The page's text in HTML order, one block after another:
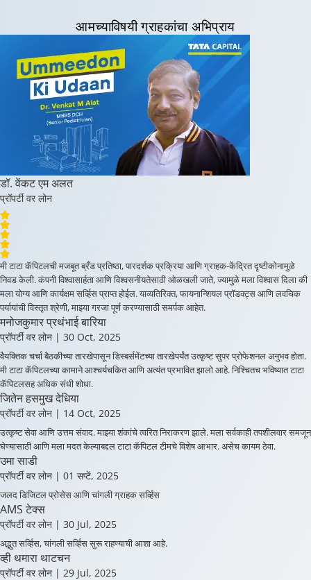
आमच्याविषयीग्राहकांचा अभिप्राय
डॉ. वेंकट एम अलत
प्रॉपर्टी वर लोन
मी टाटा कॅपिटलची मजबूत ब्रँड प्रतिष्ठा, पारदर्शक प्रक्रिया आणि ग्राहक-केंद्रित दृष्टीकोनामुळे
निवड केली. कंपनी विश्वासार्हता आणि विश्वसनीयतेसाठी ओळखली जाते, ज्यामुळे मला विश्वास दिला की
मला योग्य आणि कार्यक्षम सर्व्हिस प्राप्त होईल. याव्यतिरिक्त, फायनान्शियल प्रॉडक्ट्स आणि लवचिक
पर्यायांची विस्तृत श्रेणी, माझ्या गरजा पूर्ण करण्यासाठी समर्पक आहेत.
मनोजकुमार प्रथंभाई बारिया
प्रॉपर्टी वर लोन | 30 Oct, 2025
वैयक्तिक चर्चा बैठकीच्या तारखेपासून डिस्बर्समेंटच्या तारखेपर्यंत उत्कृष्ट सुपर प्रोफेशनल अनुभव होता.
मी टाटा कॅपिटलच्या कामाने आश्चर्यचकित आणि अत्यंत प्रभावित झालो आहे. निश्चितच भविष्यात टाटा
कॅपिटलसह अधिक संधी शोधा.
जितेन हसमुख देधिया
प्रॉपर्टी वर लोन | 14 Oct, 2025
उत्कृष्ट सेवा आणि उत्तम संवाद. माझ्या शंकांचे त्वरित निराकरण झाले. मला सर्वकाही तपशीलवार समजून
घेण्यासाठी आणि मला मदत केल्याबद्दल टाटा कॅपिटल टीमचे विशेष आभार. असेच कायम ठेवा.
उमा साडी
प्रॉपर्टी वर लोन | 01 सप्टें, 2025
जलद डिजिटल प्रोसेस आणि चांगली ग्राहक सर्व्हिस
AMS टेक्स
प्रॉपर्टी वर लोन | 30 Jul, 2025
अद्भुत सर्व्हिस, चांगली सर्व्हिस सुरू राहण्याची आशा आहे.
व्ही थमारा थाटचन
प्रॉपर्टी वर लोन | 29 Jul, 2025